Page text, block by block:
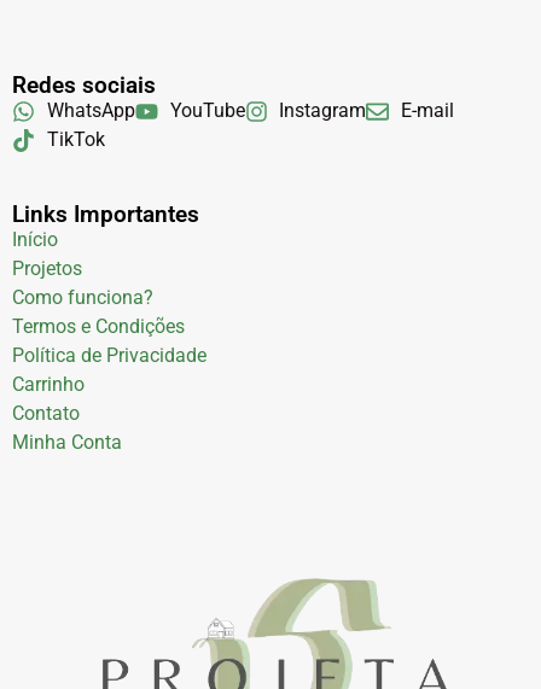
Redes sociais
WhatsApp YouTube Instagram
E-mail
TikTok
Links Importantes
Início
Projetos
Como funciona?
Termos e Condições
Política de Privacidade
Carrinho
Contato
Minha Conta